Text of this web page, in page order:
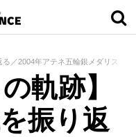
る／2004年アテネ五輪銀メダリスト
軌跡】
振り返